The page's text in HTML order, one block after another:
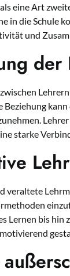
eine Art
in die Schule
und
der
starke
veraltete
Lernen bis hin